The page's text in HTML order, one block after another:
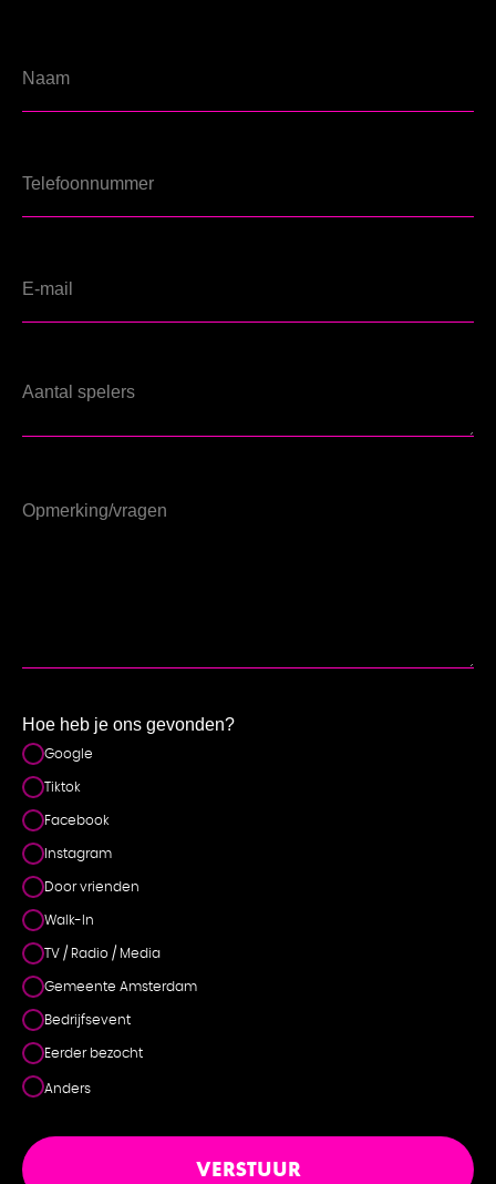
Hoe heb je ons gevonden?
Google
Tiktok
Facebook
Instagram
Door vrienden
Walk-In
TV / Radio / Media
Gemeente Amsterdam
Bedrijfsevent
Eerder bezocht
Anders
VERSTUUR